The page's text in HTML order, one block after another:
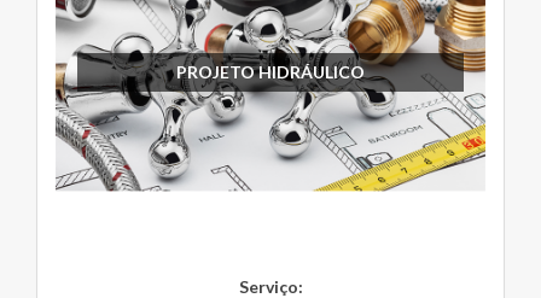
PROJETO HIDRÁULICO
Serviço: